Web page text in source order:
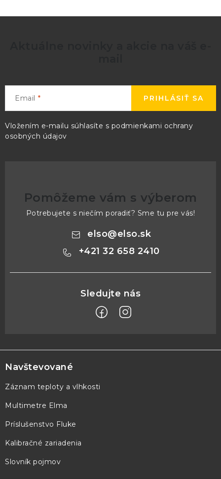
Email
Vložením e-mailu súhlasíte s podmienkami ochrany
osobných údajov
PRIHLÁSIŤ SA
Pomôžeme vám s výberom
Potrebujete s niečím poradiť? Sme tu pre vás!
elso@elso.sk
+421 32 658 2410
á
p
ä
e
Navštevované
Záznam teploty a vlhkosti
Multimetre Elma
Príslušenstvo Fluke
Kalibračné zariadenia
Slovník pojmov